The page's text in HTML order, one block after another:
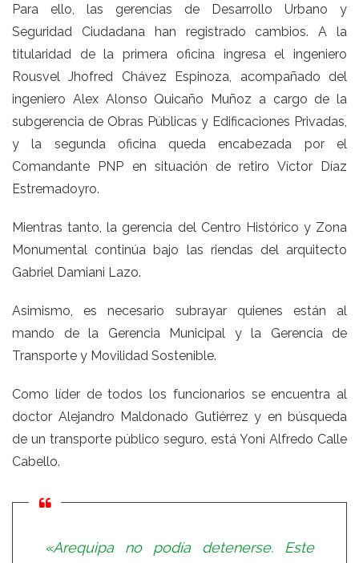
Para ello, las gerencias de Desarrollo Urbano y
Seguridad Ciudadana han registrado cambios. A la
titularidad de la primera oficina ingresa el ingeniero
Rousvel Jhofred Chávez Espinoza, acompañado del
ingeniero Alex Alonso Quicaño Muñoz a cargo de la
subgerencia de Obras Públicas y Edificaciones Privadas,
y la segunda oficina queda encabezada por el
Comandante PNP en situación de retiro Víctor Díaz
Estremadoyro.
Mientras tanto, la gerencia del Centro Histórico y Zona
Monumental continúa bajo las riendas del arquitecto
Gabriel Damiani Lazo.
Asimismo, es necesario subrayar quienes están al
mando de la Gerencia Municipal y la Gerencia de
Transporte y Movilidad Sostenible.
Como líder de todos los funcionarios se encuentra al
doctor Alejandro Maldonado Gutiérrez y en búsqueda
de un transporte público seguro, está Yoni Alfredo Calle
Cabello.
«Arequipa no podía detenerse. Este